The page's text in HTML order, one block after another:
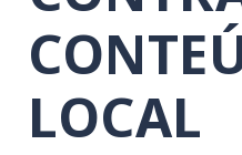
LOCAL